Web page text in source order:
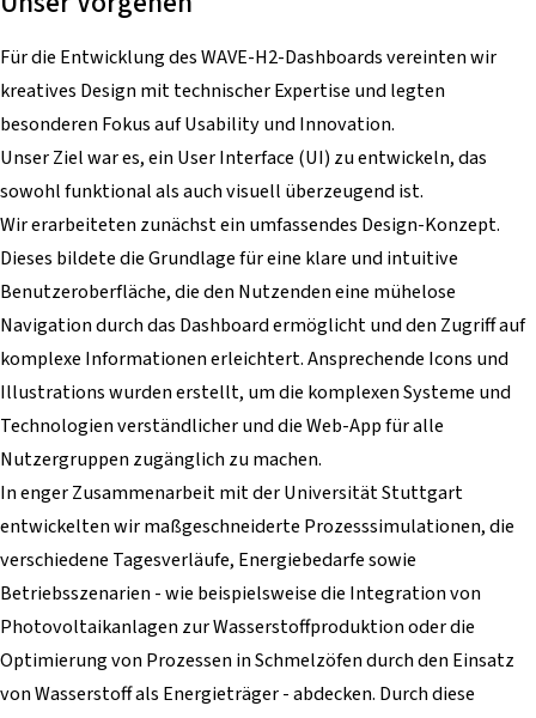
Für die Entwicklung des WAVE-H2-Dashboards vereinten wir
kreatives Design mit technischer Expertise und legten
besonderen Fokus auf Usability und Innovation.
Unser Ziel war es, ein User Interface (UI) zu entwickeln, das
sowohl funktional als auch visuell überzeugend ist.
Wir erarbeiteten zunächst ein umfassendes Design-Konzept.
Dieses bildete die Grundlage für eine klare und intuitive
Benutzeroberfläche, die den Nutzenden eine mühelose
Navigation durch das Dashboard ermöglicht und den Zugriff auf
komplexe Informationen erleichtert. Ansprechende Icons und
Illustrations wurden erstellt, um die komplexen Systeme und
Technologien verständlicher und die Web-App für alle
Nutzergruppen zugänglich zu machen.
In enger Zusammenarbeit mit der Universität Stuttgart
entwickelten wir maßgeschneiderte Prozesssimulationen, die
verschiedene Tagesverläufe, Energiebedarfe sowie
Betriebsszenarien - wie beispielsweise die Integration von
Photovoltaikanlagen zur Wasserstoffproduktion oder die
Optimierung von Prozessen in Schmelzöfen durch den Einsatz
von Wasserstoff als Energieträger - abdecken. Durch diese